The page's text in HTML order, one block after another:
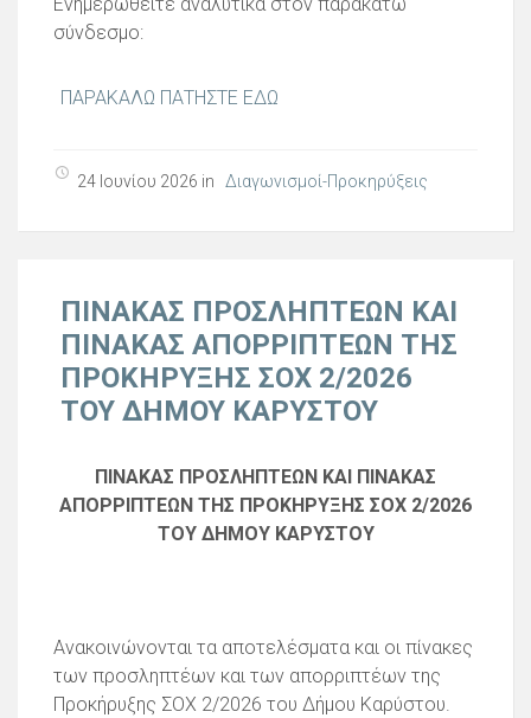
σύνδεσμο:
ΠΑΡΑΚΑΛΩ ΠΑΤΗΣΤΕ ΕΔΩ
24 Ιουνίου 2026 in Διαγωνισμοί-Προκηρύξεις
ΠΙΝΑΚΑΣ ΠΡΟΣΛΗΠΤΕΩΝ ΚΑΙ
ΠΙΝΑΚΑΣ ΑΠΟΡΡΙΠΤΕΩΝ ΤΗΣ
ΠΡΟΚΗΡΥΞΗΣ ΣΟΧ 2/2026
ΤΟΥ ΔΗΜΟΥ ΚΑΡΥΣΤΟΥ
ΠΙΝΑΚΑΣ ΠΡΟΣΛΗΠΤΕΩΝ ΚΑΙ ΠΙΝΑΚΑΣ
ΑΠΟΡΡΙΠΤΕΩΝ ΤΗΣ ΠΡΟΚΗΡΥΞΗΣ ΣΟΧ 2/2026
ΤΟΥ ΔΗΜΟΥ ΚΑΡΥΣΤΟΥ
Ανακοινώνονται τα αποτελέσματα και οι πίνακες
των προσληπτέων και των απορριπτέων της
Προκήρυξης ΣΟΧ 2/2026 του Δήμου Καρύστου.